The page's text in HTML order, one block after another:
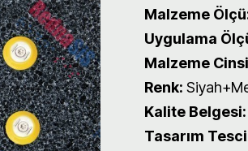
Malzeme
Uygulama
Malzeme
Renk:
Kalite Belgesi:
Tasarım